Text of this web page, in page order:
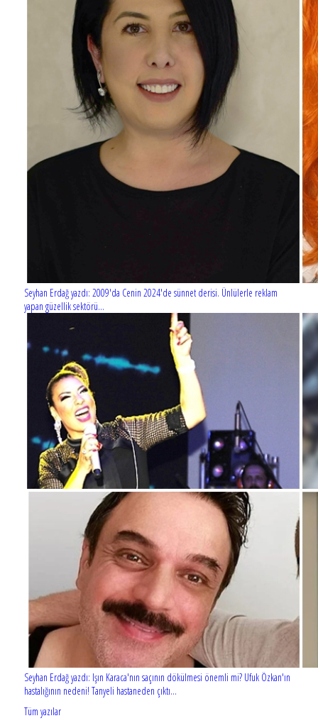
Seyhan Erdağ yazdı: 2009'da Cenin 2024'de sünnet derisi. Ünlülerle reklam
yapan güzellik sektörü...
Seyhan Erdağ yazdı: Işın Karaca'nın saçının dökülmesi önemli mi? Ufuk Özkan'ın
hastalığının nedeni! Tanyeli hastaneden çıktı...
Tüm yazılar